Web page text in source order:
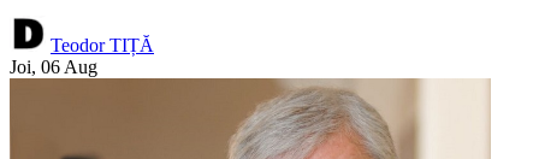
Teodor TIȚĂ
Joi, 06 Aug